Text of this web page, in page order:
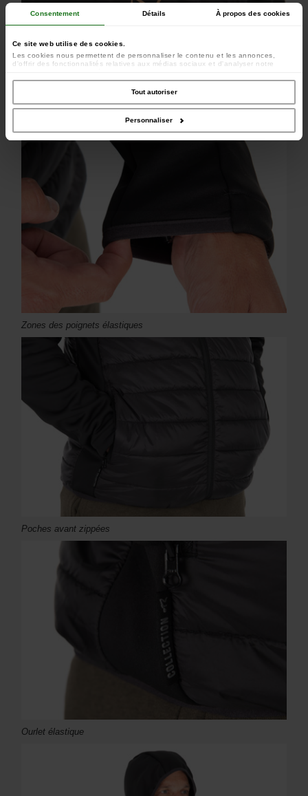
Consentement Détails À propos des cookies
Ce site web utilise des cookies.
Les cookies nous permettent de personnaliser le contenu et les annonces,
d'offrir des fonctionnalités relatives aux médias sociaux et d'analyser notre
avec nos partenaires de médias sociaux, de publicité et d'analyse, qui peuvent
combiner celles-ci avec d'autres informations que vous leur avez fournies ou
qu'ils ont collectées lors de votre utilisation de leurs services.
Tout autoriser
Personnaliser
Logo Fox discret sur la poitrine
Zones des poignets élastiques
Poches avant zippées
Ourlet élastique